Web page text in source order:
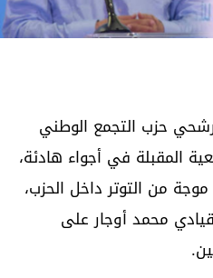
حزب التجمع الوطني
المقبلة في أجواء هادئة،
من التوتر داخل الحزب،
محمد أوجار على